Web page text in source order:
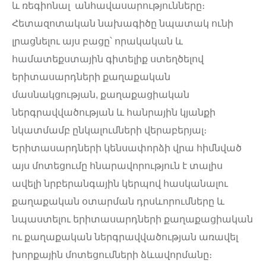
և ռեգիոնալ անհավասարությունները։
Հետազոտական նախագիծը նպատակ ունի
լրացնելու այս բացը՝ որակական և
համատեքստային գիտելիք ստեղծելով
երիտասարդների քաղաքական
մասնակցության, քաղաքացիական
ներգրավվածության և հանրային կյանքի
նկատմամբ ընկալումների վերաբերյալ։
Երիտասարդների կենսափորձի վրա հիմնված
այս մոտեցումը հնարավորություն է տալիս
ավելի նրբերանգային կերպով հասկանալու
քաղաքական օտարման դրսևորումները և
նպաստելու երիտասարդների քաղաքացիական
ու քաղաքական ներգրավվածության առավել
խորքային մոտեցումների ձևավորմանը։